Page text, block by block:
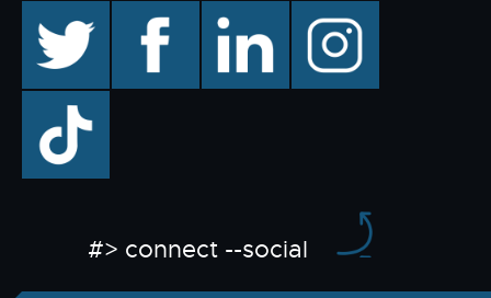
facebook linkedin instagram
TikTok
#> connect --social